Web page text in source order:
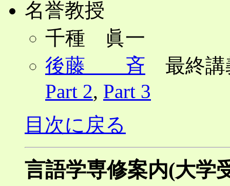
名誉教授
千種 眞一
後藤 斉 最終講
Part 2, Part 3
目次に戻る
言語学専修案内(大学